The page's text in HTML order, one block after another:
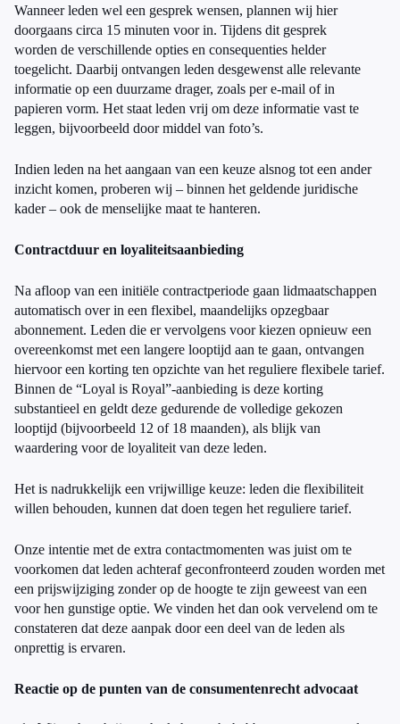
Wanneer leden wel een gesprek wensen, plannen wij hier
doorgaans circa 15 minuten voor in. Tijdens dit gesprek
worden de verschillende opties en consequenties helder
toegelicht. Daarbij ontvangen leden desgewenst alle relevante
informatie op een duurzame drager, zoals per e-mail of in
papieren vorm. Het staat leden vrij om deze informatie vast te
leggen, bijvoorbeeld door middel van foto’s.
Indien leden na het aangaan van een keuze alsnog tot een ander
inzicht komen, proberen wij – binnen het geldende juridische
kader – ook de menselijke maat te hanteren.
Contractduur en loyaliteitsaanbieding
Na afloop van een initiële contractperiode gaan lidmaatschappen
automatisch over in een flexibel, maandelijks opzegbaar
abonnement. Leden die er vervolgens voor kiezen opnieuw een
overeenkomst met een langere looptijd aan te gaan, ontvangen
hiervoor een korting ten opzichte van het reguliere flexibele tarief.
Binnen de “Loyal is Royal”-aanbieding is deze korting
substantieel en geldt deze gedurende de volledige gekozen
looptijd (bijvoorbeeld 12 of 18 maanden), als blijk van
waardering voor de loyaliteit van deze leden.
Het is nadrukkelijk een vrijwillige keuze: leden die flexibiliteit
willen behouden, kunnen dat doen tegen het reguliere tarief.
Onze intentie met de extra contactmomenten was juist om te
voorkomen dat leden achteraf geconfronteerd zouden worden met
een prijswijziging zonder op de hoogte te zijn geweest van een
voor hen gunstige optie. We vinden het dan ook vervelend om te
constateren dat deze aanpak door een deel van de leden als
onprettig is ervaren.
Reactie op de punten van de consumentenrecht advocaat